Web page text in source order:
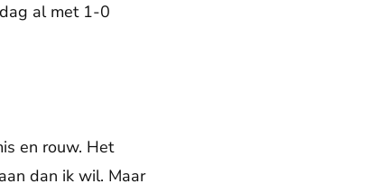
al met 1-0
en rouw. Het
dan ik wil. Maar